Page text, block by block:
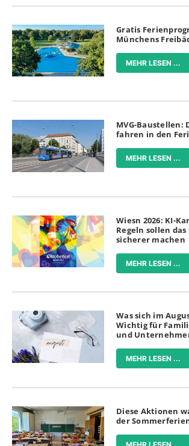
Gratis
Münchens
MEHR LESEN ...
MVG-Baustellen:
fahren in den
MEHR LESEN ...
Wiesn 2026: KI-
Regeln sollen
sicherer machen
MEHR LESEN ...
Was sich im
Wichtig für
und
MEHR LESEN ...
Diese Aktionen
der
MEHR LESEN ...